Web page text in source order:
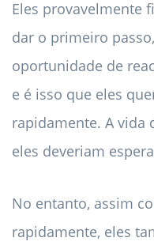
Eles provavelmente
dar o primeiro
oportunidade de
e é isso que eles
rapidamente. A vida
eles deveriam
No entanto, assim
rapidamente, eles